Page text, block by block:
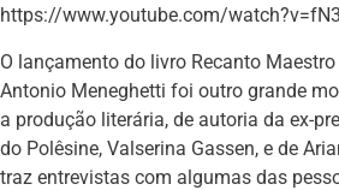
https://www.youtube.com/
O lançamento do livro Recanto
Antonio Meneghetti foi outro grande
a produção literária, de autoria da ex-
do Polêsine, Valserina Gassen, e de
traz entrevistas com algumas das